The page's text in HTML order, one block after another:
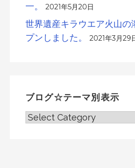
一。
2021年5月20日
世界遺産キラウエア火山の
プンしました。
2021年3月29
ブログ☆テーマ別表示
ブ